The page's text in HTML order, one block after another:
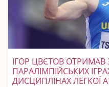
ІГОР ЦВЄТОВ
ПАРАЛІМПІЙСЬКИХ
ДИСЦИПЛІНАХ ЛЕГКОЇ